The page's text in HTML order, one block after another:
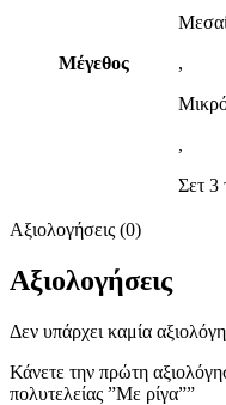
Μέγεθος
,
,
Σετ 3
Αξιολογήσεις (0)
Αξιολογήσεις
Δεν υπάρχει καμία
Κάνετε την πρώτη
πολυτελείας ”Με ρίγα””